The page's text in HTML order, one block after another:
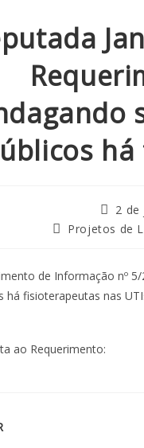
2 de
Projetos de
de Informação nº
há fisioterapeutas nas
ao Requerimento: